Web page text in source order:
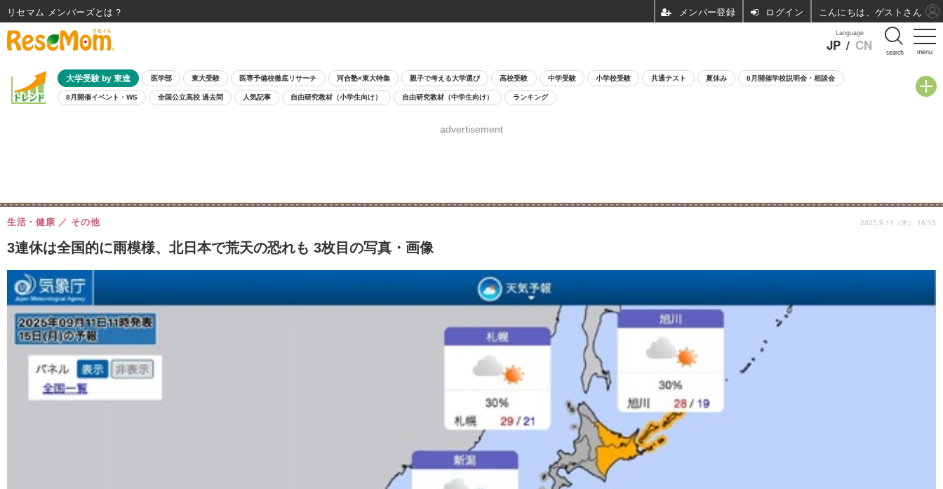
menu
Language
JP / CN search
大学受験 by 東進 医学部 東大受験 医専予備校徹底リサーチ 河合塾×東大特集 親子で考える大学選び 高校受験 中学受験 小学校受験 共通テスト 夏休み 8月開催学校説明会・相談会
8月開催イベント・WS 全国公立高校 過去問 人気記事 自由研究教材（小学生向け） 自由研究教材（中学生向け） ランキング
advertisement
3連休は全国的に雨模様、北日本で荒天の恐れも 3枚目の写真・画像
生活・健康 その他 2025.9.11（木） 16:15
リセマム メンバーズ ログイン こんにちは、ゲストさん